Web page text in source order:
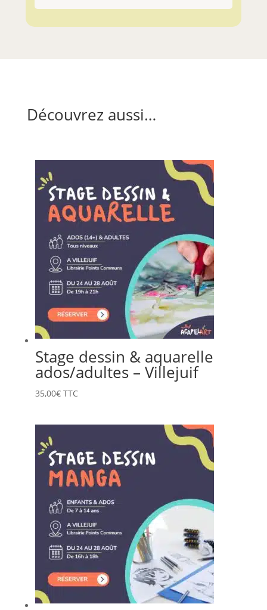
Découvrez aussi…
Stage dessin & aquarelle
ados/adultes – Villejuif
35,00€ TTC